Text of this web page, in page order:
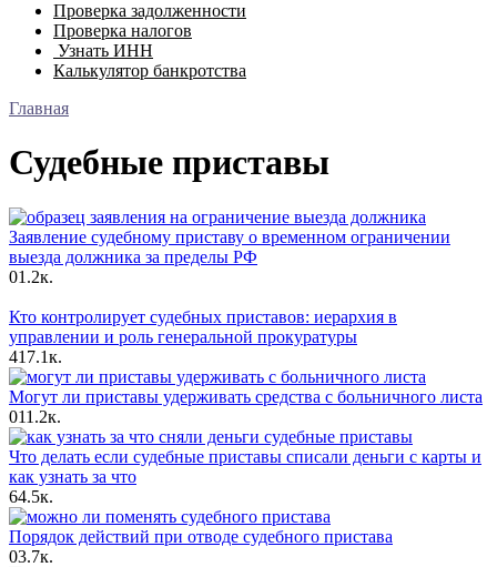
Проверка задолженности
Проверка налогов
Узнать ИНН
Калькулятор банкротства
Главная
Судебные приставы
Заявление судебному приставу о временном ограничении
выезда должника за пределы РФ
01.2к.
Кто контролирует судебных приставов: иерархия в
управлении и роль генеральной прокуратуры
417.1к.
Могут ли приставы удерживать средства с больничного листа
011.2к.
Что делать если судебные приставы списали деньги с карты и
как узнать за что
64.5к.
Порядок действий при отводе судебного пристава
03.7к.